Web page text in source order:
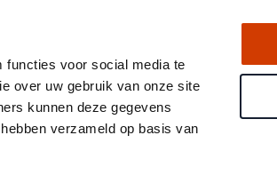
functies voor social media te
over uw gebruik van onze site
kunnen deze gegevens
verzameld op basis van